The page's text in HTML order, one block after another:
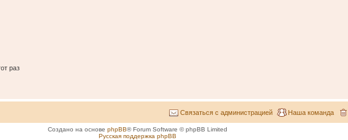
раз
Наша команда
Связаться с администрацией
Создано на основе phpBB® Forum Software © phpBB Limited
Русская поддержка phpBB